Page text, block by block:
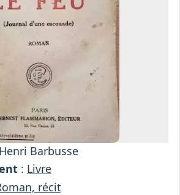
Barbusse
: Livre
récit